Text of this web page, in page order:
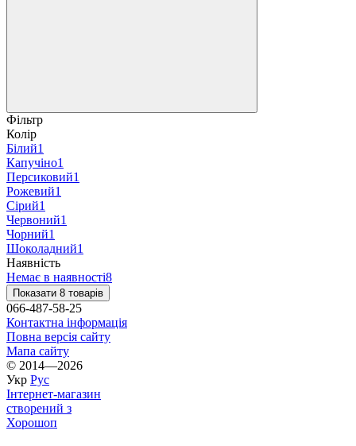
Фільтр
Колір
Білий1
Капучіно1
Персиковий1
Рожевий1
Сірий1
Червоний1
Чорний1
Шоколадний1
Наявність
Немає в наявності8
Показати 8 товарів
066-487-58-25
Контактна інформація
Повна версія сайту
Мапа сайту
© 2014—2026
Укр Рус
Інтернет-магазин
створений з
Хорошоп